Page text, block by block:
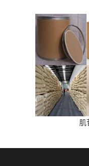
肌